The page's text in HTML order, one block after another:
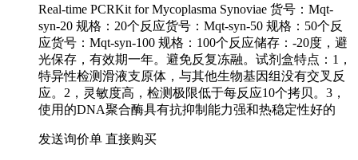
Real-time PCRKit for Mycoplasma Synoviae 货号：Mqt-
syn-20 规格：20个反应货号：Mqt-syn-50 规格：50个反
应货号：Mqt-syn-100 规格：100个反应储存：-20度，避
光保存，有效期一年。避免反复冻融。试剂盒特点：1，
特异性检测滑液支原体，与其他生物基因组没有交叉反
应。2，灵敏度高，检测极限低于每反应10个拷贝。3，
使用的DNA聚合酶具有抗抑制能力强和热稳定性好的
发送询价单 直接购买